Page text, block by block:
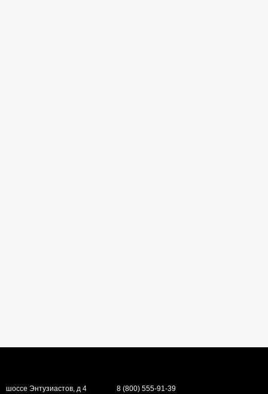
шоссе Энтузиастов, д 4 8 (800) 555-91-39